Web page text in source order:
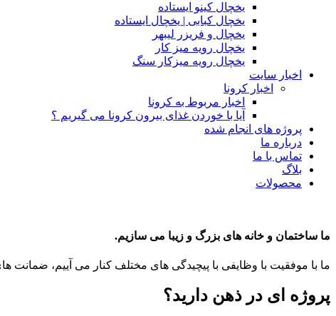
یخچال کینو ایستاده
یخچال کبابی | یخچال ایستاده
یخچال و فریزر لیبهر
یخچال رویه میز کار
یخچال رویه میزکار سنگ
اخبار سایت
اخبار کرونا
اخبار مربوط به کرونا
آیا با خوردن غذای بیرون کرونا می گیریم ؟
پروژه های انجام شده
درباره ما
تماس با ما
بلاگ
محصولات
ما ساختمان و خانه های بزرگ و زیبا می سازیم.
ما با موفقیت با وظایفی با پیچیدگی های مختلف کنار می آییم، ضمانت
پروژه ای در ذهن دارید؟